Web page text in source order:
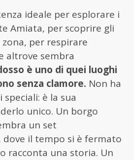
ideale per esplorare i
Amiata, per scoprire gli
per respirare
altrove sembra
è uno di quei luoghi
senza clamore. Non ha
è la sua
unico. Un borgo
un set
dove il tempo si è fermato
racconta una storia. Un